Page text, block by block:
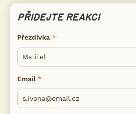
PŘIDEJTE REAKCI
Přezdívka
Email